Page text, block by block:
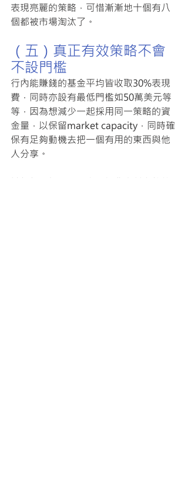
表現亮麗的策略，可惜漸漸地十個有八
個都被市場淘汰了。
（五）真正有效策略不會
不設門檻
行內能賺錢的基金平均皆收取30%表現
費，同時亦設有最低門檻如50萬美元等
等，因為想減少一起採用同一策略的資
金量，以保留market capacity，同時確
保有足夠動機去把一個有用的東西與他
人分享。
試想想，如果閣下有一個非常穩定的策